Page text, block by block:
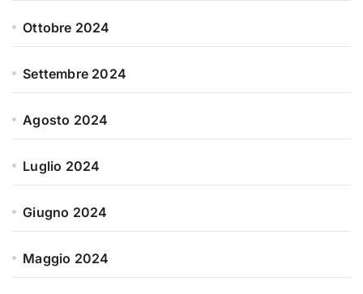
Ottobre 2024
Settembre 2024
Agosto 2024
Luglio 2024
Giugno 2024
Maggio 2024